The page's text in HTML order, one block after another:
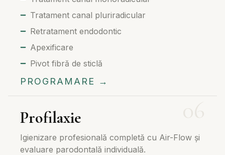
Tratament canal pluriradicular
Retratament endodontic
Apexificare
Pivot fibră de sticlă
PROGRAMARE →
Profilaxie
Igienizare profesională completă cu Air-Flow și
evaluare parodontală individuală.